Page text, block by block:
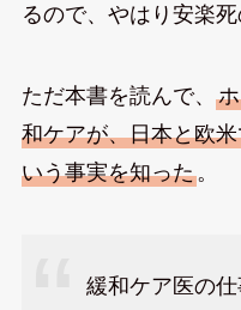
るので、やはり安楽
ただ本書を読んで、
和ケアが、日本と欧
いう事実を知った。
緩和ケア医の